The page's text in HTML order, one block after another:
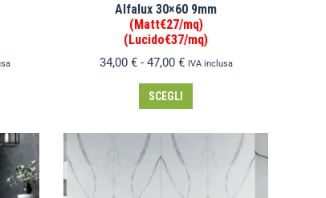
Alfalux 30×60 9mm
(Matt€27/mq)
(Lucido€37/mq)
34,00 € - 47,00 € IVA inclusa
SCEGLI